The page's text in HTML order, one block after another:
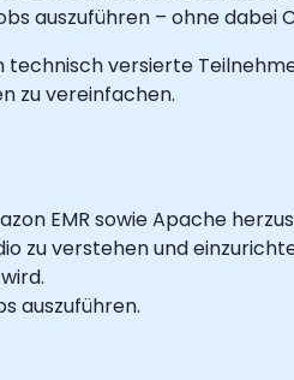
auszuführen – ohne dabei
versierte
zu vereinfachen.
EMR sowie Apache
zu verstehen und
auszuführen.